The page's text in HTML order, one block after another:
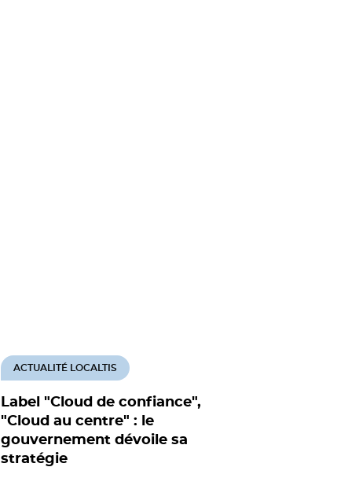
Label "Cloud de confiance",
"Cloud au centre" : le
gouvernement dévoile sa
stratégie
ACTUALITÉ LOCALTIS